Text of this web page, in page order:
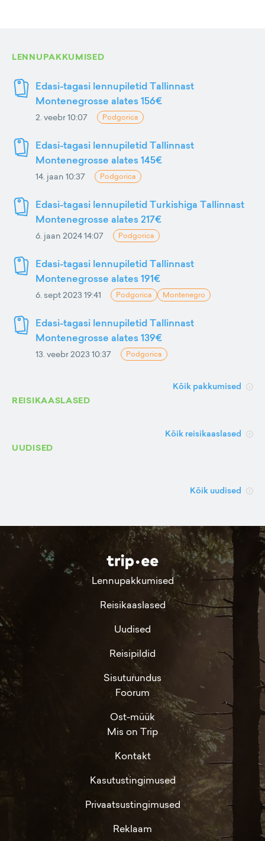
LENNUPAKKUMISED
Edasi-tagasi lennupiletid Tallinnast
Montenegrosse alates 156€
2. veebr 10:07 Podgorica
Edasi-tagasi lennupiletid Tallinnast
Montenegrosse alates 145€
14. jaan 10:37 Podgorica
Edasi-tagasi lennupiletid Turkishiga Tallinnast
Montenegrosse alates 217€
6. jaan 2024 14:07 Podgorica
Edasi-tagasi lennupiletid Tallinnast
Montenegrosse alates 191€
6. sept 2023 19:41 Podgorica Montenegro
Edasi-tagasi lennupiletid Tallinnast
Montenegrosse alates 139€
13. veebr 2023 10:37 Podgorica
Kõik pakkumised
REISIKAASLASED
Kõik reisikaaslased
UUDISED
Kõik uudised
Lennupakkumised
Reisikaaslased
Uudised
Reisipildid
Sisuturundus
Foorum
Ost-müük
Mis on Trip
Kontakt
Kasutustingimused
Privaatsustingimused
Reklaam